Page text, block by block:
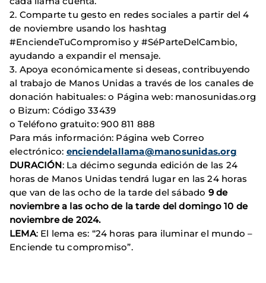
2. Comparte tu gesto en redes sociales a partir del 4
de noviembre usando los hashtag
#EnciendeTuCompromiso y #SéParteDelCambio,
ayudando a expandir el mensaje.
3. Apoya económicamente si deseas, contribuyendo
al trabajo de Manos Unidas a través de los canales de
donación habituales: o Página web: manosunidas.org
o Bizum: Código 33439
o Teléfono gratuito: 900 811 888
Para más información: Página web Correo
electrónico: enciendelallama@manosunidas.org
DURACIÓN: La décimo segunda edición de las 24
horas de Manos Unidas tendrá lugar en las 24 horas
que van de las ocho de la tarde del sábado 9 de
noviembre a las ocho de la tarde del domingo 10 de
noviembre de 2024.
LEMA: El lema es: “24 horas para iluminar el mundo –
Enciende tu compromiso”.